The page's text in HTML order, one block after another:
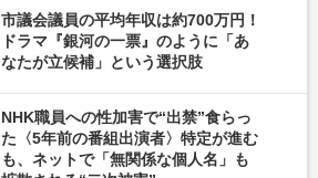
市議会議員の平均年収は約700万円！
ドラマ『銀河の一票』のように「あ
なたが立候補」という選択肢
NHK職員への性加害で“出禁”食らっ
た〈5年前の番組出演者〉特定が進む
も、ネットで「無関係な個人名」も